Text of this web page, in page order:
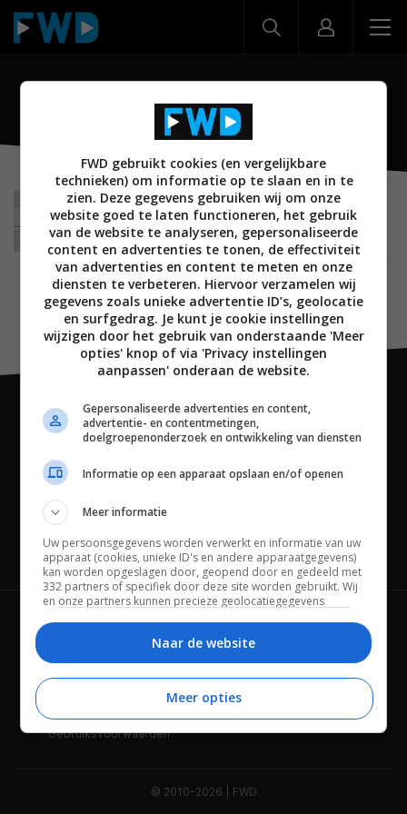
Slimme aircobediening v2
SMARTHOME 18 MEI 2018
Tweede generatie Tado Slimme Aircobediening
aangekondigd
Channels
Wie is FWD Privacybeleid
Adverteren Contact
Gebruiksvoorwaarden
© 2010-2026 | FWD
FWD gebruikt cookies (en vergelijkbare
technieken) om informatie op te slaan en in te
zien. Deze gegevens gebruiken wij om onze
website goed te laten functioneren, het gebruik
van de website te analyseren, gepersonaliseerde
content en advertenties te tonen, de effectiviteit
van advertenties en content te meten en onze
diensten te verbeteren. Hiervoor verzamelen wij
gegevens zoals unieke advertentie ID’s, geolocatie
en surfgedrag. Je kunt je cookie instellingen
wijzigen door het gebruik van onderstaande 'Meer
opties' knop of via 'Privacy instellingen
aanpassen' onderaan de website.
Gepersonaliseerde advertenties en content,
advertentie- en contentmetingen,
doelgroepenonderzoek en ontwikkeling van diensten
Informatie op een apparaat opslaan en/of openen
Meer informatie
Uw persoonsgegevens worden verwerkt en informatie van uw
apparaat (cookies, unieke ID's en andere apparaatgegevens)
kan worden opgeslagen door, geopend door en gedeeld met
332 partners of specifiek door deze site worden gebruikt. Wij
en onze partners kunnen precieze geolocatiegegevens
Bepaalde leveranciers kunnen uw persoonsgegevens
beheren. Zoek onderaan deze pagina of in het sitemenu naar
een link om uw toestemming te beheren of in te trekken via de
privacy- en cookie-instellingen.
Naar de website
Meer opties